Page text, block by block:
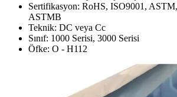
Sertifikasyon: RoHS, ISO9001,
ASTMB
Teknik: DC veya Cc
Sınıf: 1000 Serisi, 3000 Serisi
Öfke: O - H112